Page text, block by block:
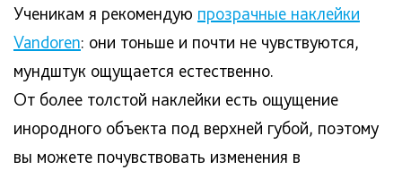
Ученикам я рекомендую прозрачные наклейки
Vandoren: они тоньше и почти не чувствуются,
мундштук ощущается естественно.
От более толстой наклейки есть ощущение
инородного объекта под верхней губой, поэтому
вы можете почувствовать изменения в